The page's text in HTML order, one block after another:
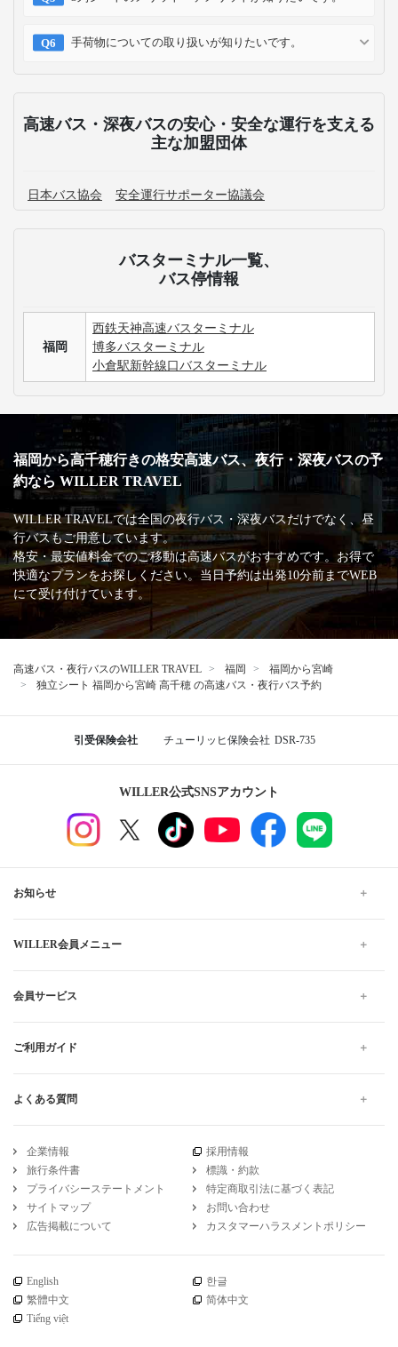
手荷物についての取り扱いが知りたいです。
高速バス・深夜バスの安心・安全な運行を支える
主な加盟団体
日本バス協会 安全運行サポーター協議会
バスターミナル一覧、
バス停情報
福岡
西鉄天神高速バスターミナル
博多バスターミナル
小倉駅新幹線口バスターミナル
福岡から高千穂行きの格安高速バス、夜行・深夜バスの予
約なら WILLER TRAVEL
WILLER TRAVELでは全国の夜行バス・深夜バスだけでなく、昼
行バスもご用意しています。
格安・最安値料金でのご移動は高速バスがおすすめです。お得で
快適なプランをお探しください。当日予約は出発10分前までWEB
にて受け付けています。
高速バス・夜行バスのWILLER TRAVEL 福岡
福岡から宮崎
独立シート 福岡から宮崎 高千穂 の高速バス・夜行バス予約
引受保険会社 チューリッヒ保険会社 DSR-735
WILLER公式SNSアカウント
お知らせ
WILLER会員メニュー
会員サービス
ご利用ガイド
よくある質問
企業情報
採用情報
旅行条件書
標識・約款
プライバシーステートメント
特定商取引法に基づく表記
サイトマップ
お問い合わせ
広告掲載について
カスタマーハラスメントポリシー
English
한글
繁體中文
简体中文
Tiếng việt